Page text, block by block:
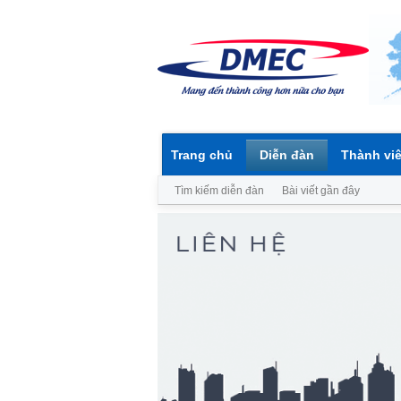
Trang chủ Diễn đàn
Tìm kiếm diễn đàn Bài viết gần đây
Thành